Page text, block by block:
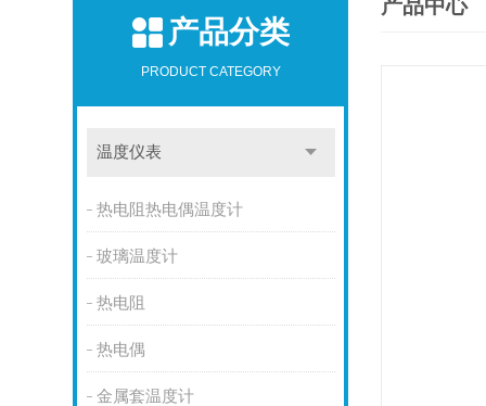
产品分类
PRODUCT CATEGORY
温度仪表
热电阻热电偶温度计
玻璃温度计
热电阻
热电偶
金属套温度计
产品中心